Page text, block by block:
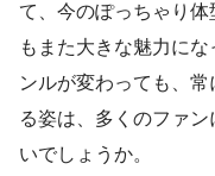
て、今のぽっちゃり
もまた大きな魅力に
ンルが変わっても、
る姿は、多くのファ
いでしょうか。